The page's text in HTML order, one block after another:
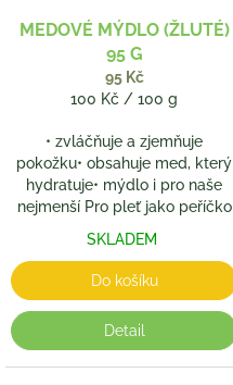
MEDOVÉ MÝDLO (ŽLUTÉ)
95 G
95 Kč
Měrná
100 Kč / 100 g
• zvláčňuje a zjemňuje
pokožku• obsahuje med, který
hydratuje• mýdlo i pro naše
nejmenší Pro pleť jako peříčko
SKLADEM
Do košíku
Detail